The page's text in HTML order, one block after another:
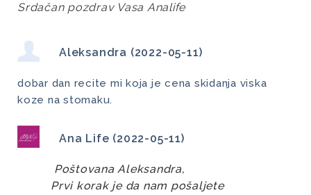
Srdačan pozdrav Vasa Analife
Aleksandra (2022-05-11)
dobar dan recite mi koja je cena skidanja viska
koze na stomaku.
Ana Life (2022-05-11)
Poštovana Aleksandra,
Prvi korak je da nam pošaljete